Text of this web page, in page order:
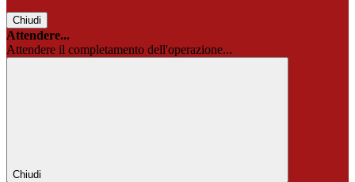
Chiudi
Attendere...
Attendere il completamento dell'operazione...
Chiudi